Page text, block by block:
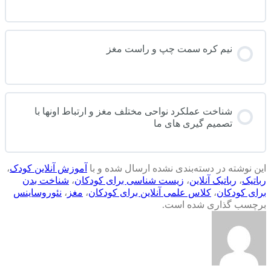
نیم کره سمت چپ و راست مغز
شناخت عملکرد نواحی مختلف مغز و ارتباط اونها با
تصمیم گیری های ما
این نوشته در دسته‌بندی نشده ارسال شده و با آموزش آنلاین کودک،
رباتیک، رباتیک آنلاین، زیست شناسی برای کودکان، شناخت بدن
برای کودکان، کلاس علمی آنلاین برای کودکان، مغز ، نئوروساینس
برچسب گذاری شده است.